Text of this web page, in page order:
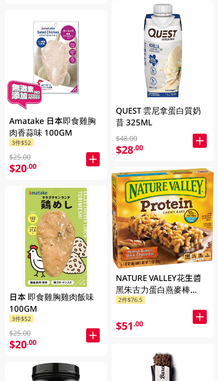
Amatake 日本即食雞胸
肉香蒜味 100GM
3件$52
$25.00
$20.00
日本 即食雞胸雞肉飯味
100GM
3件$52
$25.00
$20.00
QUEST 雲尼拿蛋白質奶
昔 325ML
$48.00
$28.00
NATURE VALLEY花生醬
黑朱古力蛋白燕麥棒
201GM
2件$76.5
$51.00